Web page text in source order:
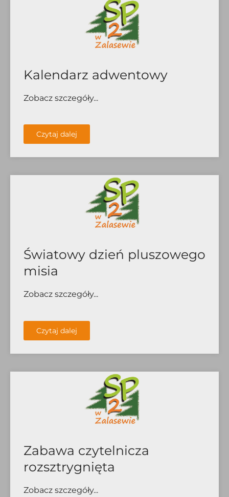
Kalendarz adwentowy
Zobacz szczegóły...
Czytaj dalej
Światowy dzień pluszowego
misia
Zobacz szczegóły...
Czytaj dalej
Zabawa czytelnicza
rozsztrygnięta
Zobacz szczegóły...